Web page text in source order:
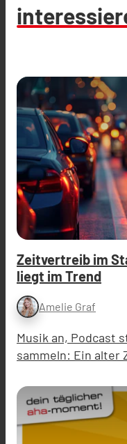
Zeitvertreib im
liegt im Trend
Amelie Graf
Musik an, Podcast
sammeln: Ein